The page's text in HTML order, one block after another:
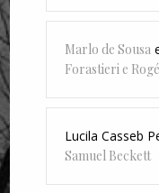
Marlo de Sousa
Forastieri e
Lucila Casseb
Samuel Beckett